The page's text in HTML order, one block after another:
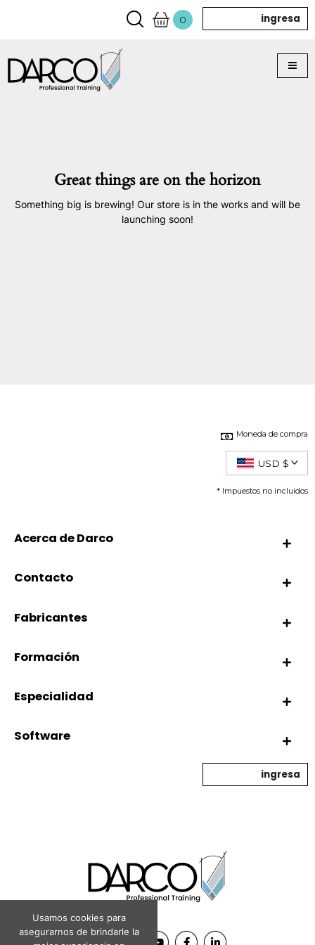
0 ingresa
Great things are on the horizon
Something big is brewing! Our store is in the works and will be
launching soon!
Moneda de compra
USD $
* Impuestos no incluidos
Acerca de Darco
Contacto
Fabricantes
Formación
Especialidad
Software
ingresa
Usamos cookies para
asegurarnos de brindarle la